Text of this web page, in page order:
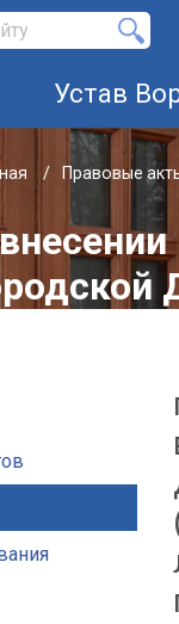
Устав
Правовые